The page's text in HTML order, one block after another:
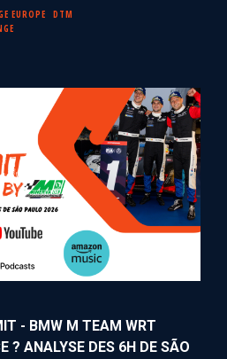
EUROPE
DTM
- BMW M TEAM WRT
? ANALYSE DES 6H DE SÃO